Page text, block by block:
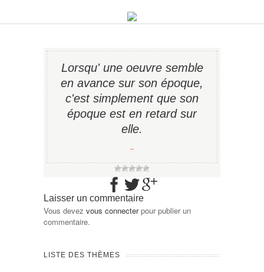
Lorsqu' une oeuvre semble
en avance sur son époque,
c'est simplement que son
époque est en retard sur
elle.
−
Laisser un commentaire
Vous devez vous connecterpour publier un
commentaire.
LISTE DES THÈMES